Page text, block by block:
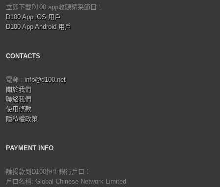
立即下載D100 app收聽精采節目！
D100 App iOS 用戶
D100 App Android 用戶
CONTACTS
電郵 : info@d100.net
關於我們
聯絡我們
使用條款
隱私權政策
PAYMENT INFO
請捐款到D100恒生銀行戶口：
戶口名稱: Global Chinese Network Limited